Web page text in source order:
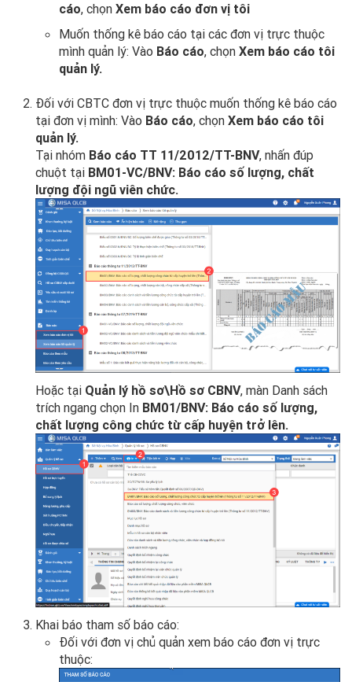
cáo, chọn Xem báo cáo đơn vị tôi
Muốn thống kê báo cáo tại các đơn vị trực thuộc
mình quản lý: Vào Báo cáo, chọn Xem báo cáo tôi
quản lý.
Đối với CBTC đơn vị trực thuộc muốn thống kê báo cáo
tại đơn vị mình: Vào Báo cáo, chọn Xem báo cáo tôi
quản lý.
Tại nhóm Báo cáo TT 11/2012/TT-BNV, nhấn đúp
chuột tại BM01-VC/BNV: Báo cáo số lượng, chất
lượng đội ngũ viên chức.
Hoặc tại Quản lý hồ sơ\Hồ sơ CBNV, màn Danh sách
trích ngang chọn In BM01/BNV: Báo cáo số lượng,
chất lượng công chức từ cấp huyện trở lên.
Khai báo tham số báo cáo:
Đối với đơn vị chủ quản xem báo cáo đơn vị trực
thuộc: